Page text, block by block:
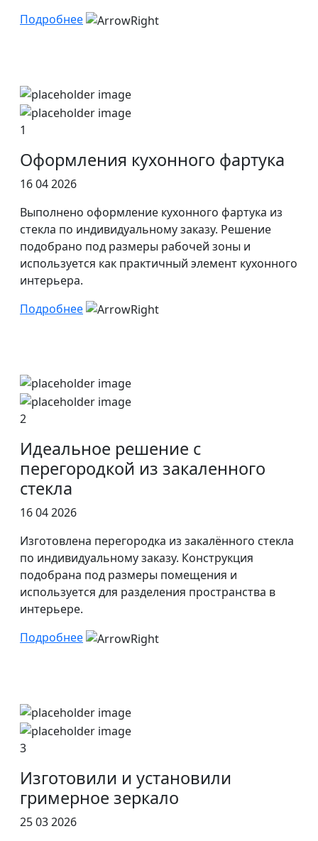
Подробнее
1
Оформления кухонного фартука
16 04 2026
Выполнено оформление кухонного фартука из
стекла по индивидуальному заказу. Решение
подобрано под размеры рабочей зоны и
используется как практичный элемент кухонного
интерьера.
Подробнее
2
Идеальное решение с
перегородкой из закаленного
стекла
16 04 2026
Изготовлена перегородка из закалённого стекла
по индивидуальному заказу. Конструкция
подобрана под размеры помещения и
используется для разделения пространства в
интерьере.
Подробнее
3
Изготовили и установили
гримерное зеркало
25 03 2026